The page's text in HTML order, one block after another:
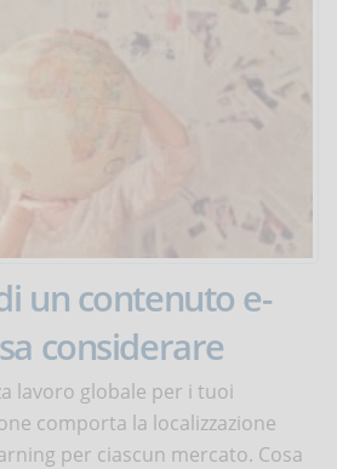
un contenuto e-
considerare
lavoro globale per i tuoi
comporta la localizzazione
per ciascun mercato. Cosa